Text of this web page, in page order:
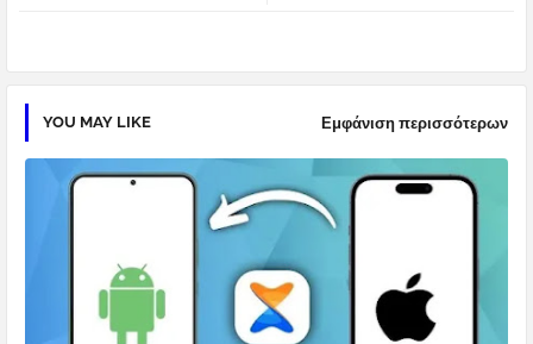
YOU MAY LIKE Εμφάνιση περισσότερων